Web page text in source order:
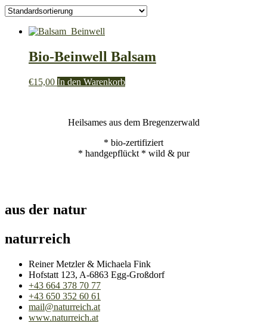
Bio-Beinwell Balsam
€15,00 In den Warenkorb
Heilsames aus dem Bregenzerwald
* bio-zertifiziert
* handgepflückt * wild & pur
aus der natur
naturreich
Reiner Metzler & Michaela Fink
Hofstatt 123, A-6863 Egg-Großdorf
+43 664 378 70 77
+43 650 352 60 61
mail@naturreich.at
www.naturreich.at